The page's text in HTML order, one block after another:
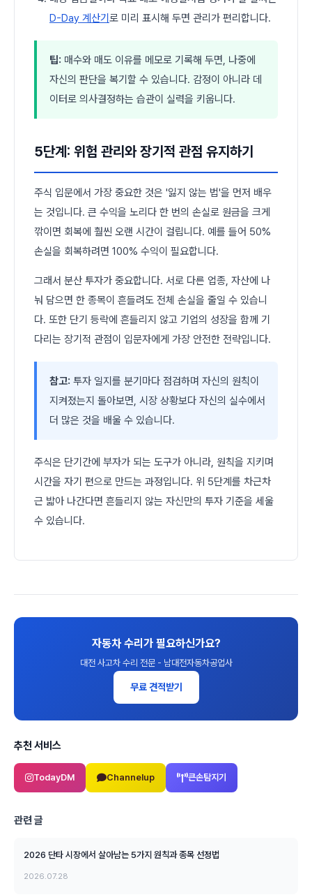
D-Day 계산기 로 미리 표시해 두면 관리가 편리합니다.
팁: 매수와 매도 이유를 메모로 기록해 두면, 나중에
자신의 판단을 복기할 수 있습니다. 감정이 아니라 데
이터로 의사결정하는 습관이 실력을 키웁니다.
5단계: 위험 관리와 장기적 관점 유지하기
주식 입문에서 가장 중요한 것은 '잃지 않는 법'을 먼저 배우
는 것입니다. 큰 수익을 노리다 한 번의 손실로 원금을 크게
깎이면 회복에 훨씬 오랜 시간이 걸립니다. 예를 들어 50%
손실을 회복하려면 100% 수익이 필요합니다.
그래서 분산 투자가 중요합니다. 서로 다른 업종, 자산에 나
눠 담으면 한 종목이 흔들려도 전체 손실을 줄일 수 있습니
다. 또한 단기 등락에 흔들리지 않고 기업의 성장을 함께 기
다리는 장기적 관점이 입문자에게 가장 안전한 전략입니다.
참고: 투자 일지를 분기마다 점검하며 자신의 원칙이
지켜졌는지 돌아보면, 시장 상황보다 자신의 실수에서
더 많은 것을 배울 수 있습니다.
주식은 단기간에 부자가 되는 도구가 아니라, 원칙을 지키며
시간을 자기 편으로 만드는 과정입니다. 위 5단계를 차근차
근 밟아 나간다면 흔들리지 않는 자신만의 투자 기준을 세울
수 있습니다.
자동차 수리가 필요하신가요?
대전 사고차 수리 전문 - 남대전자동차공업사
무료 견적받기
추천 서비스
TodayDM Channelup 큰손탐지기
관련 글
2026 단타 시장에서 살아남는 5가지 원칙과 종목 선정법
2026.07.28